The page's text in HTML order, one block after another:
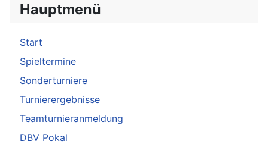
Hauptmenü
Start
Spieltermine
Sonderturniere
Turnierergebnisse
Teamturnieranmeldung
DBV Pokal